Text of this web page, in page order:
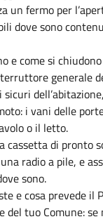
un fermo per
dove sono
e come si
generale
i vani delle
o il letto.
cassetta di pronto
radio a pile, e
sono.
e cosa prevede il
del tuo Comune: se